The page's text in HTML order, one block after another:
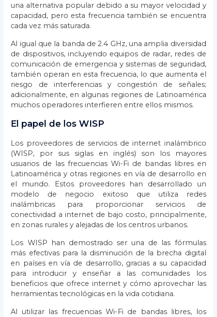
una alternativa popular debido a su mayor velocidad y
capacidad, pero esta frecuencia también se encuentra
cada vez más saturada.
Al igual que la banda de 2.4 GHz, una amplia diversidad
de dispositivos, incluyendo equipos de radar, redes de
comunicación de emergencia y sistemas de seguridad,
también operan en esta frecuencia, lo que aumenta el
riesgo de interferencias y congestión de señales;
adicionalmente, en algunas regiones de Latinoamérica
muchos operadores interfieren entre ellos mismos.
El papel de los WISP
Los proveedores de servicios de internet inalámbrico
(WISP, por sus siglas en inglés) son los mayores
usuarios de las frecuencias Wi-Fi de bandas libres en
Latinoamérica y otras regiones en vía de desarrollo en
el mundo. Estos proveedores han desarrollado un
modelo de negocio exitoso que utiliza redes
inalámbricas para proporcionar servicios de
conectividad a internet de bajo costo, principalmente,
en zonas rurales y alejadas de los centros urbanos.
Los WISP han demostrado ser una de las fórmulas
más efectivas para la disminución de la brecha digital
en países en vía de desarrollo, gracias a su capacidad
para introducir y enseñar a las comunidades los
beneficios que ofrece internet y cómo aprovechar las
herramientas tecnológicas en la vida cotidiana.
Al utilizar las frecuencias Wi-Fi de bandas libres, los